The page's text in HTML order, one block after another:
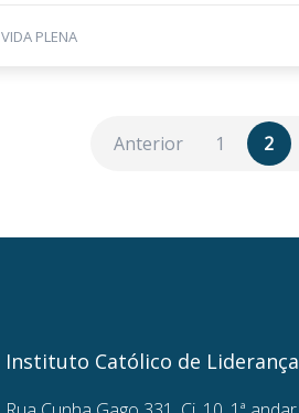
VIDA PLENA
Anterior 1 2
Instituto Católico de Liderança